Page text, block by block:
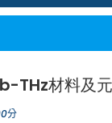
|
THz材料及
分